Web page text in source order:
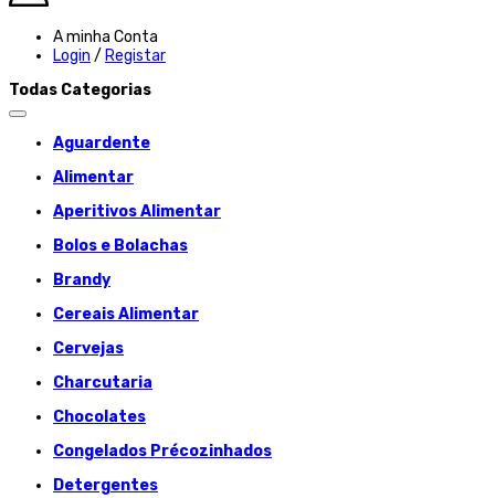
A minha Conta
Login / Registar
Todas Categorias
Aguardente
Alimentar
Aperitivos Alimentar
Bolos e Bolachas
Brandy
Cereais Alimentar
Cervejas
Charcutaria
Chocolates
Congelados Précozinhados
Detergentes